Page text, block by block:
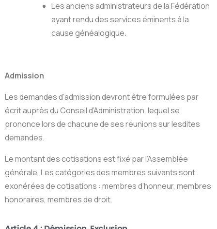
Les anciens administrateurs de la Fédération
ayant rendu des services éminents à la
cause généalogique.
Admission
Les demandes d’admission devront être formulées par
écrit auprès du Conseil d’Administration, lequel se
prononce lors de chacune de ses réunions sur lesdites
demandes.
Le montant des cotisations est fixé par l’Assemblée
générale. Les catégories des membres suivants sont
exonérées de cotisations : membres d’honneur, membres
honoraires, membres de droit.